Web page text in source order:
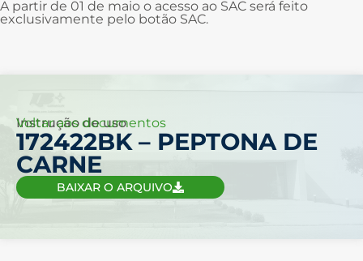
A partir de 01 de maio o acesso ao SAC será feito
exclusivamente pelo botão SAC.
Voltar aos documentos
Instrução de uso
172422BK – PEPTONA DE
CARNE
BAIXAR O ARQUIVO